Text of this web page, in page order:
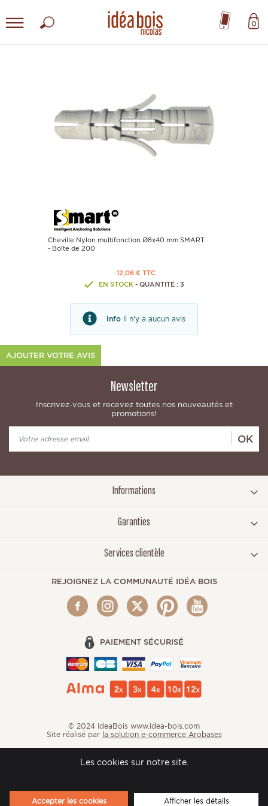
0
Cheville Nylon multifonction Ø8x40 mm SMART
- Boîte de 200
12,06 € TTC
EN STOCK- QUANTITÉ : 3
Info Il n'y a aucun avis
AJOUTER VOTRE AVIS
Newsletter
Inscrivez-vous et recevez toutes nos nouveautés et
promotions!
OK
Informations
Garanties
Services clientèle
REJOIGNEZ LA COMMUNAUTÉ IDÉA BOIS
PAIEMENT SÉCURISÉ
© 2024 IdeaBois www.idea-bois.com
Site réalisé par la solution e-commerce Arobases
Les cookies sur notre site.
Accepter les cookies Afficher les détails